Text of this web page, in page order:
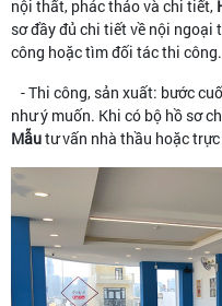
nội thất, phác thảo và chi tiết,
sơ đầy đủ chi tiết về nội ngoại
công hoặc tìm đối tác thi công.
- Thi công, sản xuất: bước
như ý muốn. Khi có bộ hồ sơ
Mẫutư vấn nhà thầu hoặc